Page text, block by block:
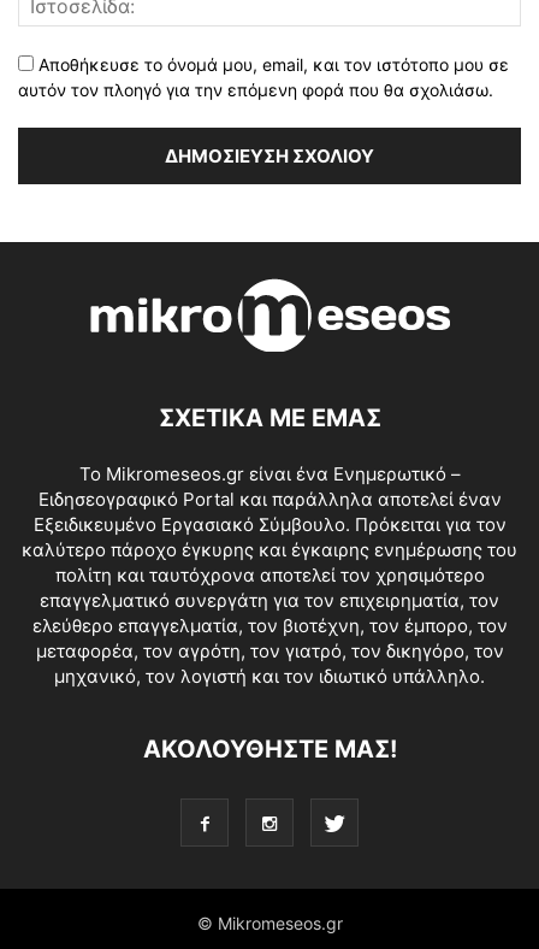
Αποθήκευσε το όνομά μου, email, και τον ιστότοπο μου σε
αυτόν τον πλοηγό για την επόμενη φορά που θα σχολιάσω.
ΣΧΕΤΙΚΑ ΜΕ ΕΜΑΣ
Το Mikromeseos.gr είναι ένα Ενημερωτικό –
Ειδησεογραφικό Portal και παράλληλα αποτελεί έναν
Εξειδικευμένο Εργασιακό Σύμβουλο. Πρόκειται για τον
καλύτερο πάροχο έγκυρης και έγκαιρης ενημέρωσης του
πολίτη και ταυτόχρονα αποτελεί τον χρησιμότερο
επαγγελματικό συνεργάτη για τον επιχειρηματία, τον
ελεύθερο επαγγελματία, τον βιοτέχνη, τον έμπορο, τον
μεταφορέα, τον αγρότη, τον γιατρό, τον δικηγόρο, τον
μηχανικό, τον λογιστή και τον ιδιωτικό υπάλληλο.
ΑΚΟΛΟΥΘΗΣΤΕ ΜΑΣ!
© Mikromeseos.gr